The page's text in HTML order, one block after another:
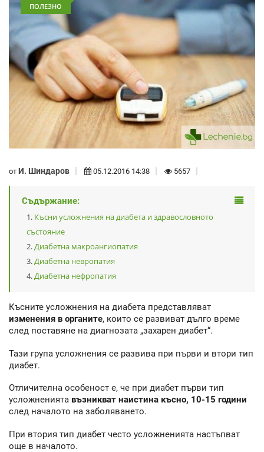
ПОЛЕЗНО
от И. Шиндаров 05.12.2016 14:38 5657
Съдържание:
Късни усложнения на диабета и здравословното
състояние
Диабетна макроангиопатия
Диабетна невропатия
Диабетна нефропатия
Късните усложнения на диабета представляват
изменения в органите, които се развиват дълго време
след поставяне на диагнозата „захарен диабет“.
Тази група усложнения се развива при първи и втори тип
диабет.
Отличителна особеност е, че при диабет първи тип
усложненията възникват наистина късно, 10-15 години
след началото на заболяването.
При втория тип диабет често усложненията настъпват
още в началото.